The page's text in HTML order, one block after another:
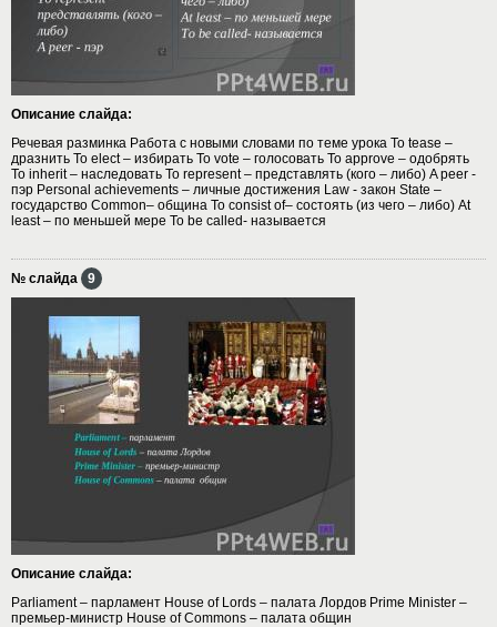
Описание слайда:
Речевая разминка Работа с новыми словами по теме урока To tease –
дразнить To elect – избирать To vote – голосовать To approve – одобрять
To inherit – наследовать To represent – представлять (кого – либо) A peer -
пэр Personal achievements – личные достижения Law - закон State –
государство Common– община To consist of– состоять (из чего – либо) At
least – по меньшей мере To be called- называется
№ слайда 9
Описание слайда:
Parliament – парламент House of Lords – палата Лордов Prime Minister –
премьер-министр House of Commons – палата общин